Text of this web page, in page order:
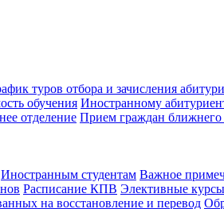
туров отбора и зачисления
обучения Иностранному
отделение Прием граждан ближнего
Иностранным студентам Важное
Расписание КПВ Элективные курсы
на восстановление и перевод